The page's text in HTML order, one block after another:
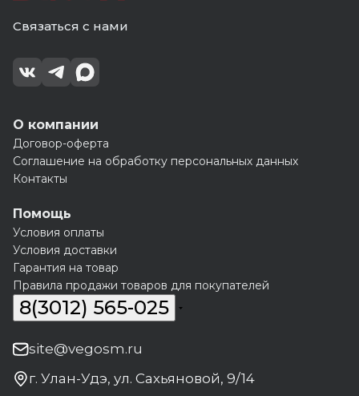
Связаться с нами
О компании
Договор-оферта
Соглашение на обработку персональных данных
Контакты
Помощь
Условия оплаты
Условия доставки
Гарантия на товар
Правила продажи товаров для покупателей
8(3012) 565-025
site@vegosm.ru
г. Улан-Удэ, ул. Сахьяновой, 9/14